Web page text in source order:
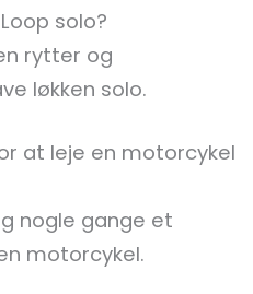
solo?
rytter og
løkken solo.
at leje en motorcykel
nogle gange et
motorcykel.